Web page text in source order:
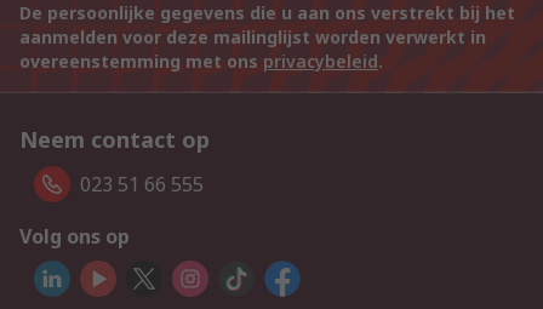
De persoonlijke gegevens die u aan ons verstrekt bij het
aanmelden voor deze mailinglijst worden verwerkt in
overeenstemming met ons privacybeleid.
Neem contact op
023 51 66 555
Volg ons op